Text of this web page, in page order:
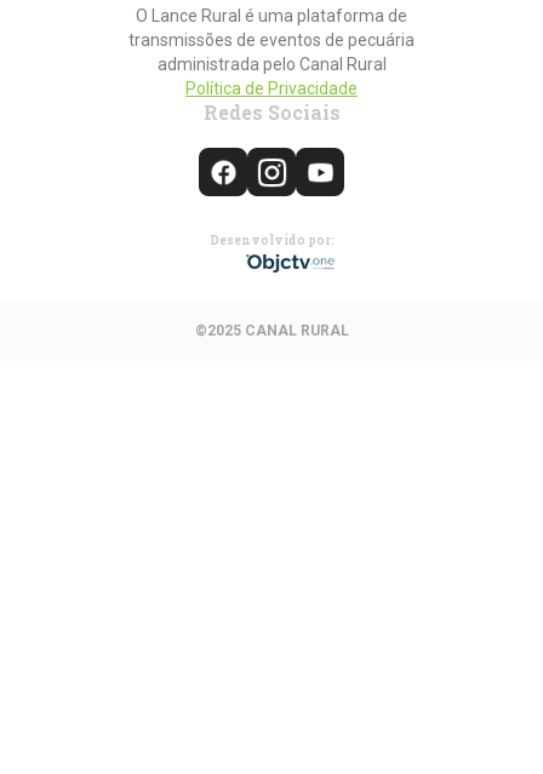
O Lance Rural é uma plataforma de
transmissões de eventos de pecuária
administrada pelo Canal Rural
Política de Privacidade
Redes Sociais
Desenvolvido por:
©2025 CANAL RURAL